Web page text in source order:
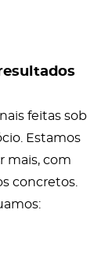
feitas sob
Estamos
mais, com
concretos.